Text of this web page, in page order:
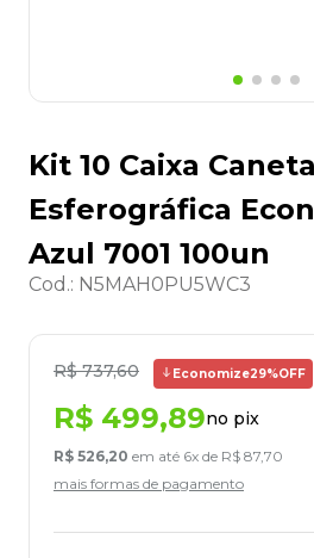
Kit 10 Caixa Caneta
Esferográfica
Azul 7001 100un
Cod.: N5MAH0PU5WC3
R$ 737,60 Economize29%OFF
R$ 499,89no pix
R$ 526,20 em até 6x de R$ 87,70
mais formas de pagamento